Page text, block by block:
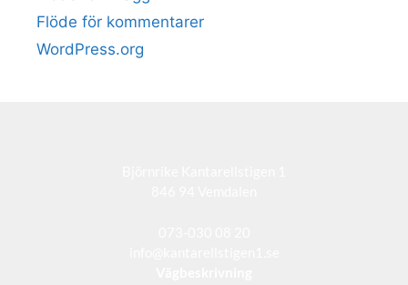
Flöde för kommentarer
WordPress.org